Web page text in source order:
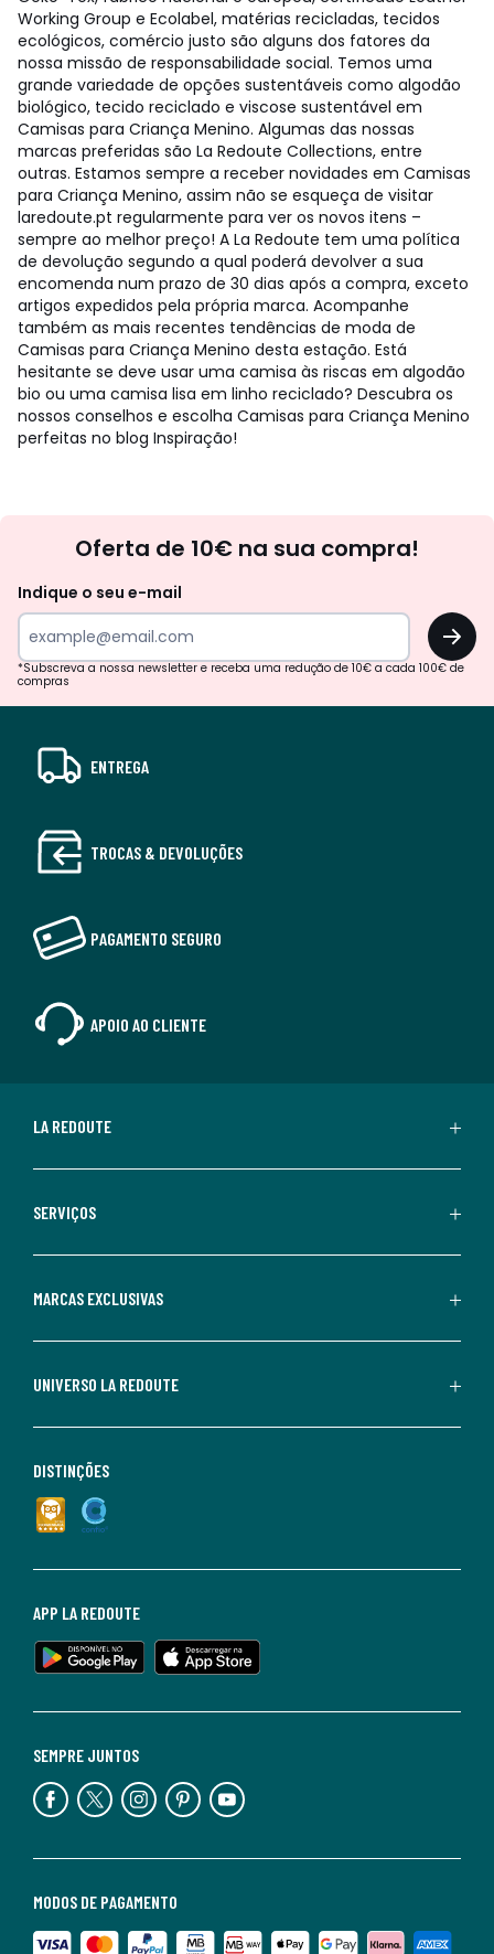
Working Group e Ecolabel, matérias recicladas, tecidos
ecológicos, comércio justo são alguns dos fatores da
nossa missão de responsabilidade social. Temos uma
grande variedade de opções sustentáveis como algodão
biológico, tecido reciclado e viscose sustentável em
Camisas para Criança Menino. Algumas das nossas
marcas preferidas são La Redoute Collections, entre
outras. Estamos sempre a receber novidades em Camisas
para Criança Menino, assim não se esqueça de visitar
laredoute.pt regularmente para ver os novos itens –
sempre ao melhor preço! A La Redoute tem uma política
de devolução segundo a qual poderá devolver a sua
encomenda num prazo de 30 dias após a compra, exceto
artigos expedidos pela própria marca. Acompanhe
também as mais recentes tendências de moda de
Camisas para Criança Menino desta estação. Está
hesitante se deve usar uma camisa às riscas em algodão
bio ou uma camisa lisa em linho reciclado? Descubra os
nossos conselhos e escolha Camisas para Criança Menino
perfeitas no blog Inspiração!
Oferta de 10€ na sua compra!
Indique o seu e-mail
OK
*Subscreva a nossa newsletter e receba uma redução de 10€ a cada 100€ de
compras
ENTREGA
TROCAS & DEVOLUÇÕES
PAGAMENTO SEGURO
APOIO AO CLIENTE
LA REDOUTE
SERVIÇOS
MARCAS EXCLUSIVAS
UNIVERSO LA REDOUTE
MODOS DE PAGAMENTO
SEMPRE JUNTOS
APP LA REDOUTE
DISTINÇÕES